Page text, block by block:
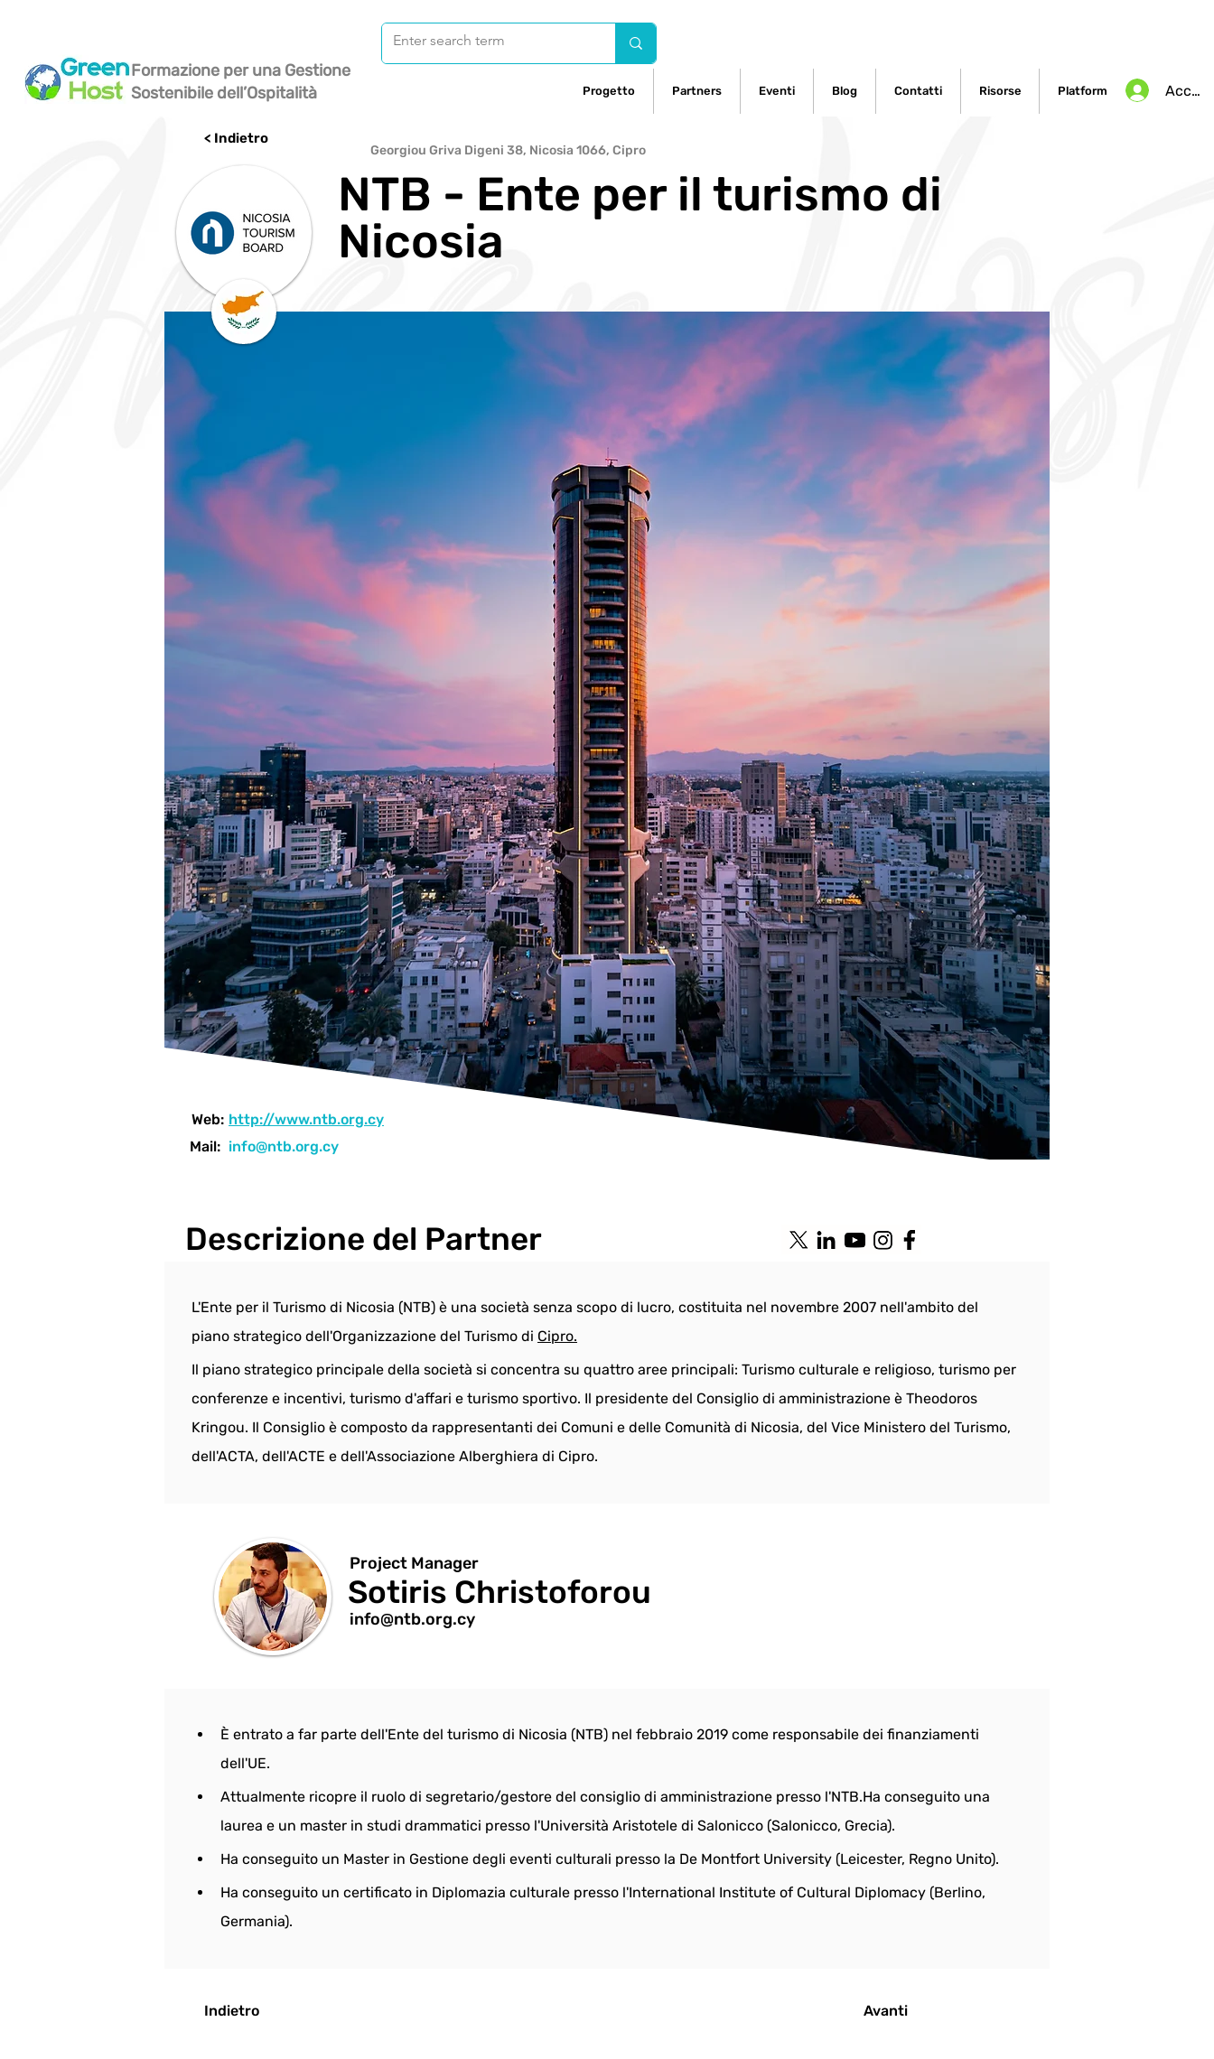
Formazione per una Gestione
Sostenibile dell’Ospitalità
Progetto Partners Eventi Blog Contatti Risorse Platform Accedi
Georgiou Griva Digeni 38, Nicosia 1066, Cipro
NTB - Ente per il turismo di
Nicosia
< Indietro
Web: http://www.ntb.org.cy
Mail: info@ntb.org.cy
Descrizione del Partner
L'Ente per il Turismo di Nicosia (NTB) è una società senza scopo di lucro, costituita nel novembre 2007 nell'ambito del
piano strategico dell'Organizzazione del Turismo di Cipro.
Il piano strategico principale della società si concentra su quattro aree principali: Turismo culturale e religioso, turismo per
conferenze e incentivi, turismo d'affari e turismo sportivo. Il presidente del Consiglio di amministrazione è Theodoros
Kringou. Il Consiglio è composto da rappresentanti dei Comuni e delle Comunità di Nicosia, del Vice Ministero del Turismo,
dell'ACTA, dell'ACTE e dell'Associazione Alberghiera di Cipro.
Project Manager
Sotiris Christoforou
info@ntb.org.cy
È entrato a far parte dell'Ente del turismo di Nicosia (NTB) nel febbraio 2019 come responsabile dei finanziamenti
dell'UE.
Attualmente ricopre il ruolo di segretario/gestore del consiglio di amministrazione presso l'NTB.Ha conseguito una
laurea e un master in studi drammatici presso l'Università Aristotele di Salonicco (Salonicco, Grecia).
Ha conseguito un Master in Gestione degli eventi culturali presso la De Montfort University (Leicester, Regno Unito).
Ha conseguito un certificato in Diplomazia culturale presso l'International Institute of Cultural Diplomacy (Berlino,
Germania).
Indietro Avanti